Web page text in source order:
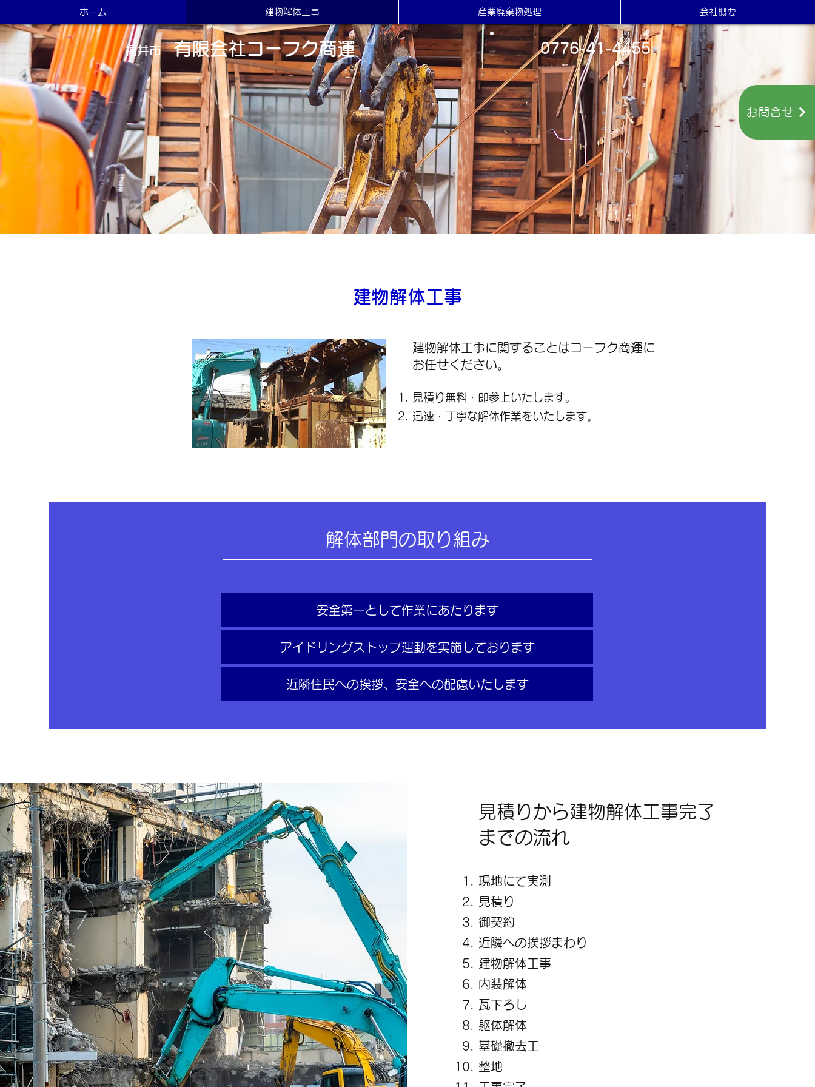
お問合せ
ホーム 建物解体工事 産業廃棄物処理 会社概要
福井市有限会社コーフク商運 0776-41-4455
建物解体工事
建物解体工事に関することはコーフク商運に
お任せください。
見積り無料・即参上いたします。
迅速・丁寧な解体作業をいたします。
解体部門の取り組み
安全第一として作業にあたります
アイドリングストップ運動を実施しております
近隣住民への挨拶、安全への配慮いたします
見積りから建物解体工事完了
までの流れ
現地にて実測
見積り
御契約
近隣への挨拶まわり
建物解体工事
内装解体
瓦下ろし
躯体解体
基礎撤去工
整地